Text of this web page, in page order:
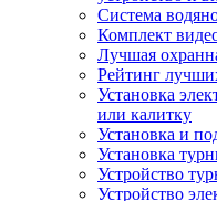
Система
Комплект
Лучшая
Рейтинг
Установка
или калитку
Установка и
Установка
Устройство
Устройство